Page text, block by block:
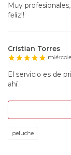
Muy
feliz!!
Cristian Torres
El servicio es de
ahí
peluche